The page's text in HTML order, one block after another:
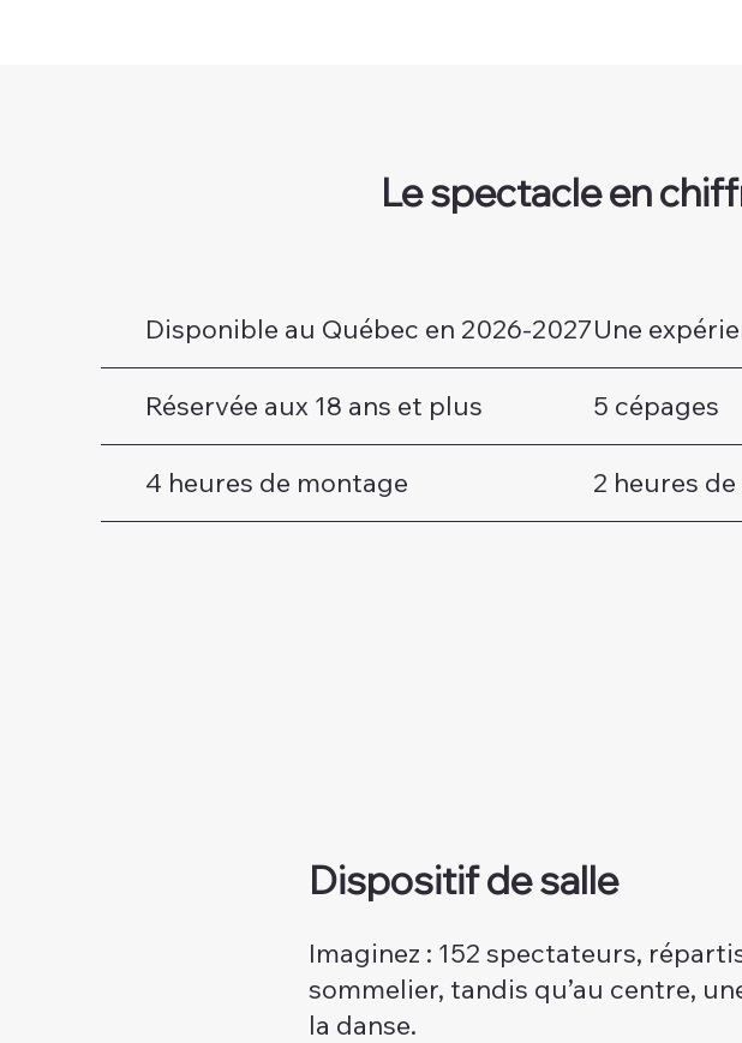
Le spectacle en
Disponible au Québec en 2026-2027Une
Réservée aux 18 ans et plus 5 cépages
4 heures de montage 2 heures
Dispositif de salle
Imaginez : 152 spectateurs,
sommelier, tandis qu’au centre,
la danse.